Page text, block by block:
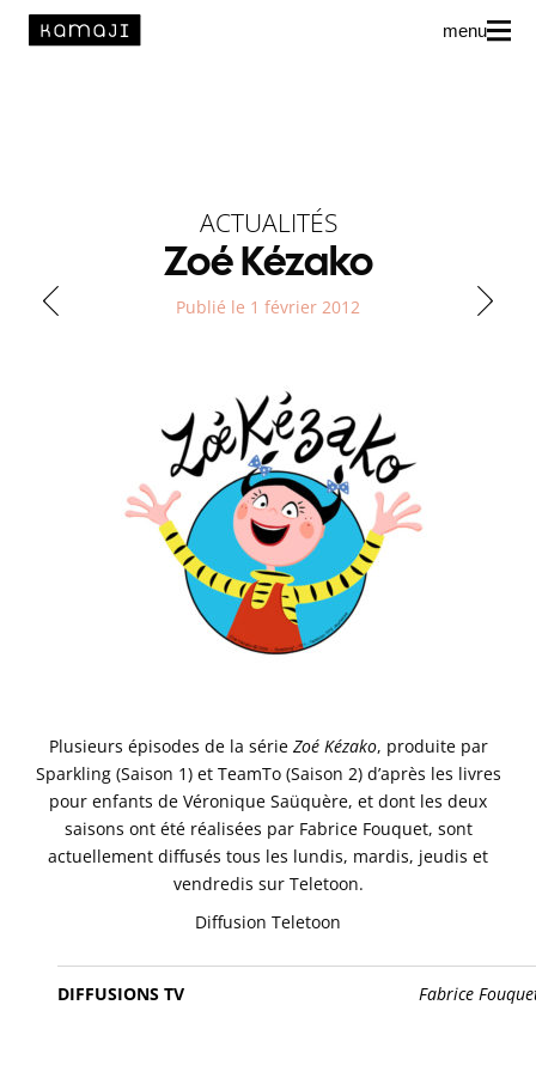
Auteur·rice·s
menu
ACTUALITÉS
Zoé Kézako
Publié le 1 février 2012
Plusieurs épisodes de la série Zoé Kézako, produite par
Sparkling (Saison 1) et TeamTo (Saison 2) d’après les livres
pour enfants de Véronique Saüquère, et dont les deux
saisons ont été réalisées par Fabrice Fouquet, sont
actuellement diffusés tous les lundis, mardis, jeudis et
vendredis sur Teletoon.
Diffusion Teletoon
DIFFUSIONS TV Fabrice